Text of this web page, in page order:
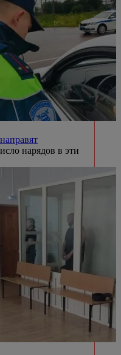
нарядов в эти